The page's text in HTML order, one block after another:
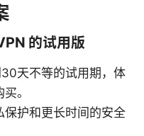
的试用版
天不等的试用期，体
。
护和更长时间的安全